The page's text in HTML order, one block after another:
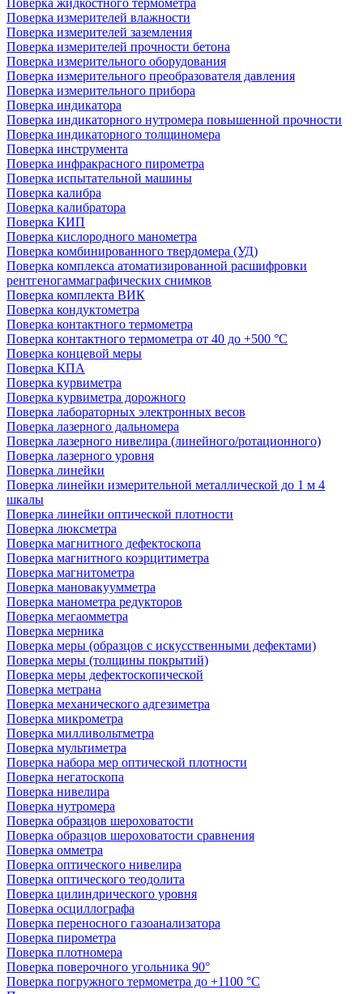
Поверка жидкостного термометра
Поверка измерителей влажности
Поверка измерителей заземления
Поверка измерителей прочности бетона
Поверка измерительного оборудования
Поверка измерительного преобразователя давления
Поверка измерительного прибора
Поверка индикатора
Поверка индикаторного нутромера повышенной прочности
Поверка индикаторного толщиномера
Поверка инструмента
Поверка инфракрасного пирометра
Поверка испытательной машины
Поверка калибра
Поверка калибратора
Поверка КИП
Поверка кислородного манометра
Поверка комбинированного твердомера (УД)
Поверка комплекса атоматизированной расшифровки
рентгеногаммаграфических снимков
Поверка комплекта ВИК
Поверка кондуктометра
Поверка контактного термометра
Поверка контактного термометра от 40 до +500 °С
Поверка концевой меры
Поверка КПА
Поверка курвиметра
Поверка курвиметра дорожного
Поверка лабораторных электронных весов
Поверка лазерного дальномера
Поверка лазерного нивелира (линейного/ротационного)
Поверка лазерного уровня
Поверка линейки
Поверка линейки измерительной металлической до 1 м 4
шкалы
Поверка линейки оптической плотности
Поверка люксметра
Поверка магнитного дефектоскопа
Поверка магнитного коэрцитиметра
Поверка магнитометра
Поверка мановакуумметра
Поверка манометра редукторов
Поверка мегаомметра
Поверка мерника
Поверка меры (образцов с искусственными дефектами)
Поверка меры (толщины покрытий)
Поверка меры дефектоскопической
Поверка метрана
Поверка механического адгезиметра
Поверка микрометра
Поверка милливольтметра
Поверка мультиметра
Поверка набора мер оптической плотности
Поверка негатоскопа
Поверка нивелира
Поверка нутромера
Поверка образцов шероховатости
Поверка образцов шероховатости сравнения
Поверка омметра
Поверка оптического нивелира
Поверка оптического теодолита
Поверка цилиндрического уровня
Поверка осциллографа
Поверка переносного газоанализатора
Поверка пирометра
Поверка плотномера
Поверка поверочного угольника 90°
Поверка погружного термометра до +1100 °С